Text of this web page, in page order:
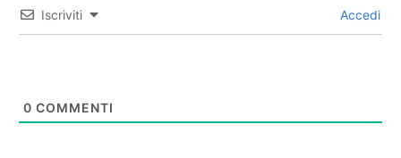
Iscriviti Accedi
0 COMMENTI